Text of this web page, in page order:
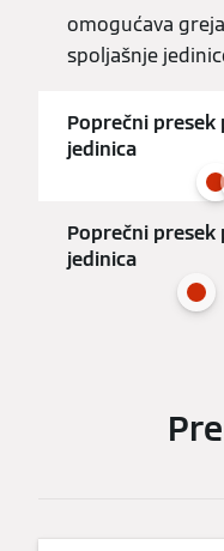
omogućava
spoljašnje
Poprečni
jedinica
Poprečni presek
jedinica